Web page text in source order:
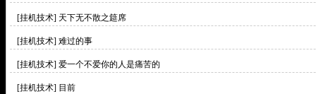
[挂机技术] 天下无不散之筵席
[挂机技术] 难过的事
[挂机技术] 爱一个不爱你的人是痛苦的
[挂机技术] 目前